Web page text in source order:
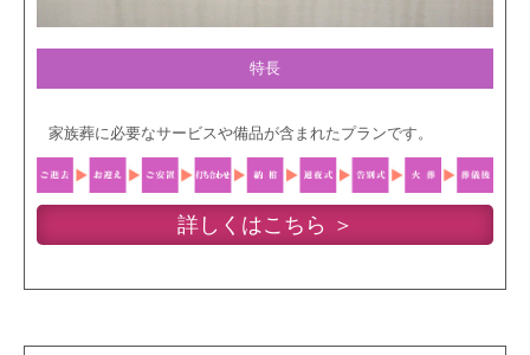
特長
家族葬に必要なサービスや備品が含まれたプランです。
詳しくはこちら ＞